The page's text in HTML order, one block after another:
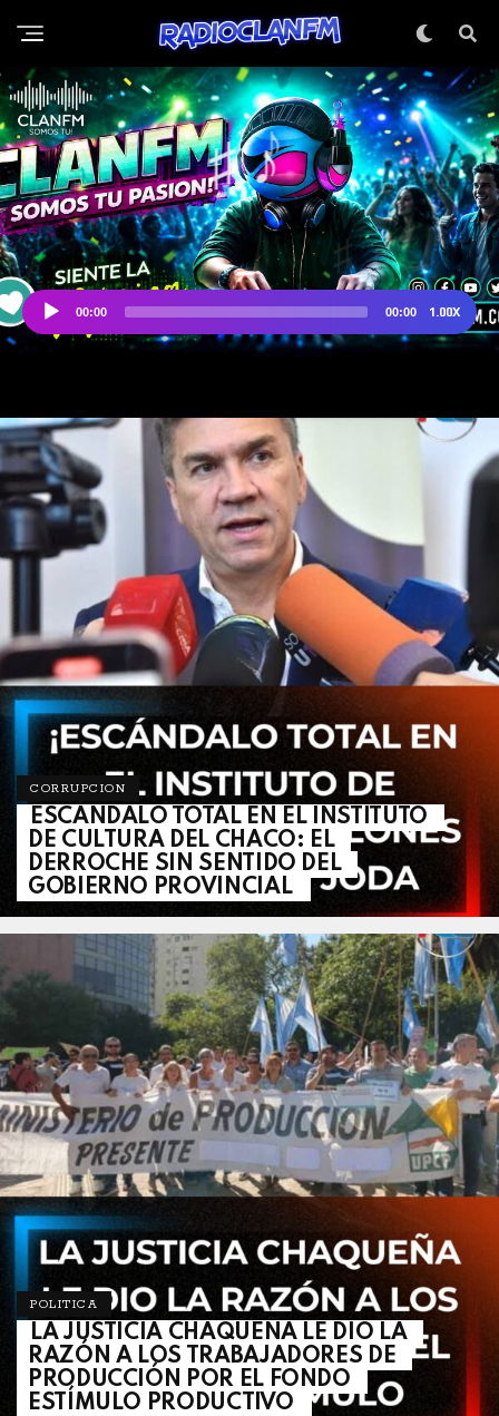
CORRUPCION
ESCÁNDALO TOTAL EN EL INSTITUTO
DE CULTURA DEL CHACO: EL
DERROCHE SIN SENTIDO DEL
GOBIERNO PROVINCIAL
POLITICA
LA JUSTICIA CHAQUEÑA LE DIO LA
RAZÓN A LOS TRABAJADORES DE
PRODUCCIÓN POR EL FONDO
ESTÍMULO PRODUCTIVO